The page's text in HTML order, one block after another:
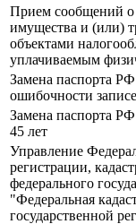
Прием сообщений о
имущества и (или)
объектами
уплачиваемым
Замена паспорта
ошибочности
Замена паспорта
45 лет
Управление
регистрации,
федерального
"Федеральная
государственной